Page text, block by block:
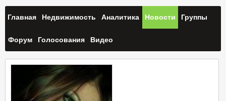
Главная Недвижимость Аналитика Новости Группы
Форум Голосования Видео